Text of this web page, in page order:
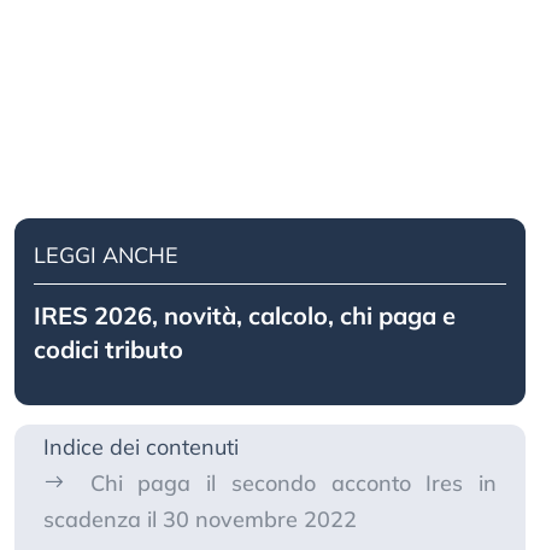
LEGGI ANCHE
IRES 2026, novità, calcolo, chi paga e
codici tributo
Indice dei contenuti
Chi paga il secondo acconto Ires in
scadenza il 30 novembre 2022